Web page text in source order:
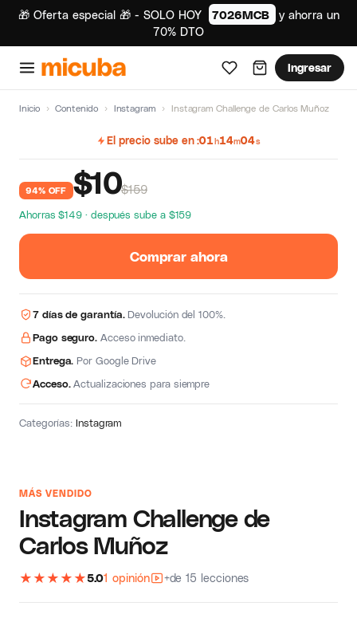
🎁 Oferta especial 🎁 - SOLO HOY 7026MCB
y ahorra un
70% DTO
Ingresar
Inicio › Contenido › Instagram › Instagram Challenge de Carlos Muñoz
MÁS VENDIDO
Instagram Challenge de
Carlos Muñoz
★ ★ ★ ★ ★5.01 opinión +de 15 lecciones
El precio sube en 01h14m03s
94% OFF $10$159
Ahorras $149 · después sube a $159
Comprar ahora
7 días de garantía.Devolución del 100%.
Pago seguro. Acceso inmediato.
Entrega. Por Google Drive
Acceso.Actualizaciones para siempre
Categorías:Instagram